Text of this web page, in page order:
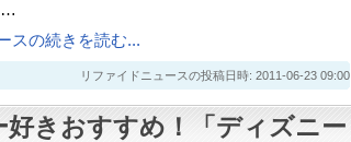
…
スの続きを読む...
リファイドニュースの投稿日時: 2011-06-23 09:00
好きおすすめ！「ディズニー